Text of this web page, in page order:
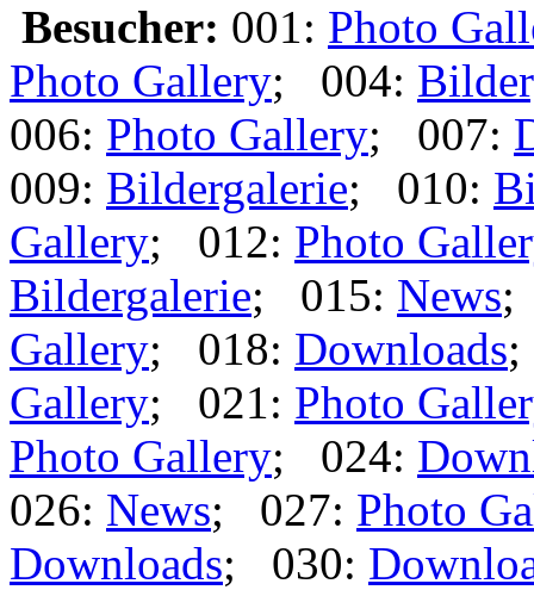
Besucher: 001: Photo
Photo Gallery; 004:
006: Photo Gallery; 007:
009: Bildergalerie; 010:
Gallery; 012: Photo
Bildergalerie; 015: News;
Gallery; 018: Downloads
Gallery; 021: Photo
Photo Gallery; 024:
026: News; 027: Photo
Downloads; 030: